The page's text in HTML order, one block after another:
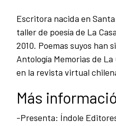
Escritora nacida en
taller de poesía de La
2010. Poemas suyos han
Antología Memorias de
en la revista virtual
Más
-Presenta: Índole